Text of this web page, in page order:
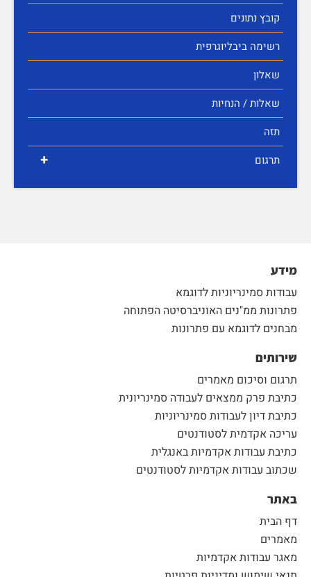
קובץ נתונים
רשימה ביבליוגרפית
שאלון
שאלות / הנחיות
תזה
+ תרגום
מידע
עבודות סמינריוניות לדוגמא
פתרונות ממ"נים האוניברסיטה הפתוחה
מבחנים לדוגמא עם פתרונות
שירותים
תרגום וסיכום מאמרים
כתיבת פרק ממצאים לעבודה סמינריונית
כתיבת דיון לעבודות סמינריוניות
עריכה אקדמית לסטודנטים
כתיבת עבודות אקדמיות באנגלית
שכתוב עבודות אקדמיות לסטודנטים
באתר
דף הבית
מאמרים
מאגר עבודות אקדמיות